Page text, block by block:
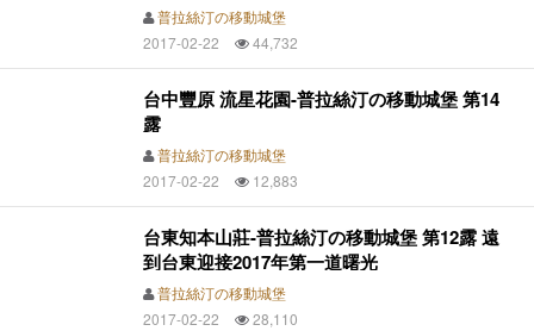
普拉絲汀の移動城堡
2017-02-22
44,732
台中豐原 流星花園-普拉絲汀の移動城堡 第14
露
普拉絲汀の移動城堡
2017-02-22
12,883
台東知本山莊-普拉絲汀の移動城堡 第12露 遠
到台東迎接2017年第一道曙光
普拉絲汀の移動城堡
2017-02-22
28,110